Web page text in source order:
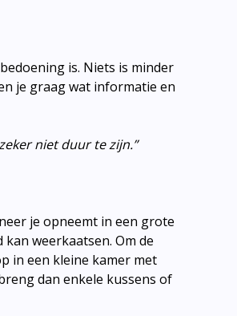
is. Niets is minder
je graag wat informatie en
niet duur te zijn.”
je opneemt in een grote
weerkaatsen. Om de
in een kleine kamer met
dan enkele kussens of